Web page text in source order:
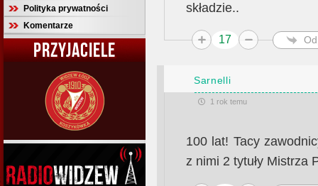
Polityka prywatności
Komentarze
PRZYJACIELE
składzie..
17
Sarnelli
1 rok temu
100 lat! Tacy
z nimi 2 tytuły Mistrza